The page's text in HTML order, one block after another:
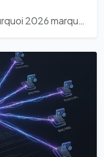
fin de l'attente interminable.